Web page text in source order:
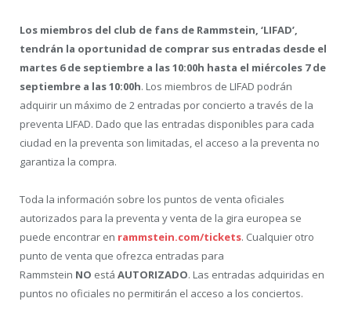
Los miembros del club de fans de Rammstein, ‘LIFAD’,
tendrán la oportunidad de comprar sus entradas desde el
martes 6 de septiembre a las 10:00h hasta el miércoles 7 de
septiembre a las 10:00h. Los miembros de LIFAD podrán
adquirir un máximo de 2 entradas por concierto a través de la
preventa LIFAD. Dado que las entradas disponibles para cada
ciudad en la preventa son limitadas, el acceso a la preventa no
garantiza la compra.
Toda la información sobre los puntos de venta oficiales
autorizados para la preventa y venta de la gira europea se
puede encontrar en rammstein.com/tickets. Cualquier otro
punto de venta que ofrezca entradas para
Rammstein NO está AUTORIZADO. Las entradas adquiridas en
puntos no oficiales no permitirán el acceso a los conciertos.